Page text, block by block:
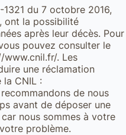
du 7 octobre 2016,
ont la possibilité
après leur décès. Pour
pouvez consulter le
www.cnil.fr/. Les
une réclamation
la CNIL :
de nous
avant de déposer une
nous sommes à votre
problème.